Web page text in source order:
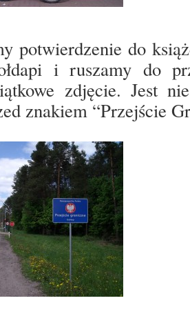
potwierdzenie do
i ruszamy do
zdjęcie. Jest
znakiem “Przejście